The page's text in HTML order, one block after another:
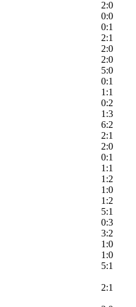
2:0
0:0
0:1
2:1
2:0
2:0
5:0
0:1
1:1
0:2
1:3
6:2
2:1
2:0
0:1
1:1
1:2
1:0
1:2
5:1
0:3
3:2
1:0
1:0
5:1
2:1